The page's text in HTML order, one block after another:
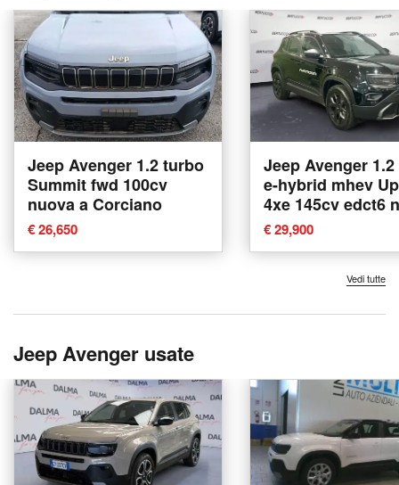
Jeep Avenger 1.2 turbo
Summit fwd 100cv
nuova a Corciano
€ 26,650
Jeep Avenger
e-hybrid mhev
4xe 145cv edct6
a Verona
€ 29,900
Vedi tutte
Jeep Avenger usate